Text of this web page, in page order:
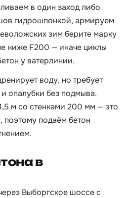
в один заход либо
гидрошпонкой, армируем
зим берите марку
ниже F200 — иначе циклы
у ватерлинии.
воду, но требует
опалубки без подмыва.
м со стенками 200 мм — это
поэтому подаём бетон
в
Выборгское шоссе с